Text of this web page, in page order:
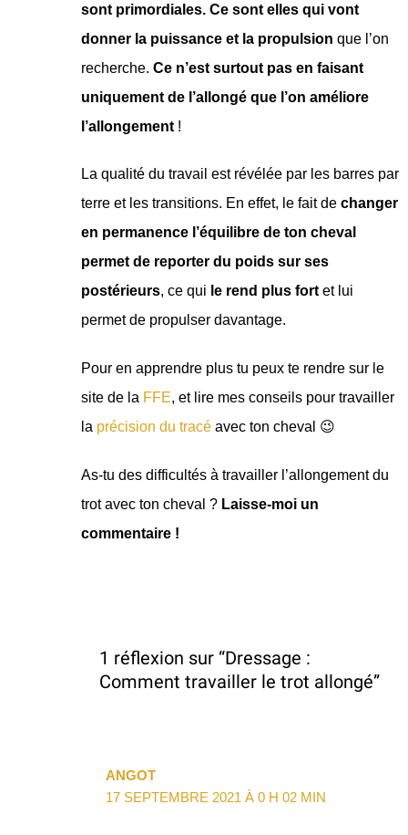
sont primordiales. Ce sont elles qui vont
donner la puissance et la propulsion que l’on
recherche. Ce n’est surtout pas en faisant
uniquement de l’allongé que l’on améliore
l’allongement!
La qualité du travail est révélée par les barres par
terre et les transitions. En effet, le fait de changer
en permanence l’équilibre de ton cheval
permet de reporter du poids sur ses
postérieurs, ce qui le rend plus fort et lui
permet de propulser davantage.
Pour en apprendre plus tu peux te rendre sur le
site de la FFE, et lire mes conseils pour travailler
la précision du tracéavec ton cheval 😉
As-tu des difficultés à travailler l’allongement du
trot avec ton cheval ? Laisse-moi un
commentaire !
1 réflexion sur “Dressage :
Comment travailler le trot allongé”
ANGOT
17 SEPTEMBRE 2021 À 0 H 02 MIN